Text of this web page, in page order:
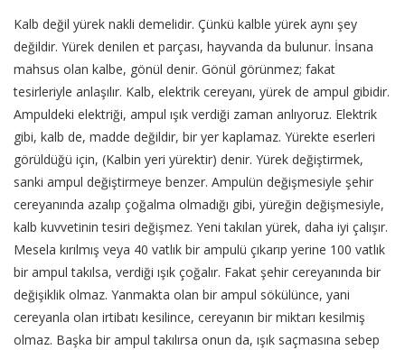
Kalb değil yürek nakli demelidir. Çünkü kalble yürek aynı şey
değildir. Yürek denilen et parçası, hayvanda da bulunur. İnsana
mahsus olan kalbe, gönül denir. Gönül görünmez; fakat
tesirleriyle anlaşılır. Kalb, elektrik cereyanı, yürek de ampul gibidir.
Ampuldeki elektriği, ampul ışık verdiği zaman anlıyoruz. Elektrik
gibi, kalb de, madde değildir, bir yer kaplamaz. Yürekte eserleri
görüldüğü için, (Kalbin yeri yürektir) denir. Yürek değiştirmek,
sanki ampul değiştirmeye benzer. Ampulün değişmesiyle şehir
cereyanında azalıp çoğalma olmadığı gibi, yüreğin değişmesiyle,
kalb kuvvetinin tesiri değişmez. Yeni takılan yürek, daha iyi çalışır.
Mesela kırılmış veya 40 vatlık bir ampulü çıkarıp yerine 100 vatlık
bir ampul takılsa, verdiği ışık çoğalır. Fakat şehir cereyanında bir
değişiklik olmaz. Yanmakta olan bir ampul sökülünce, yani
cereyanla olan irtibatı kesilince, cereyanın bir miktarı kesilmiş
olmaz. Başka bir ampul takılırsa onun da, ışık saçmasına sebep